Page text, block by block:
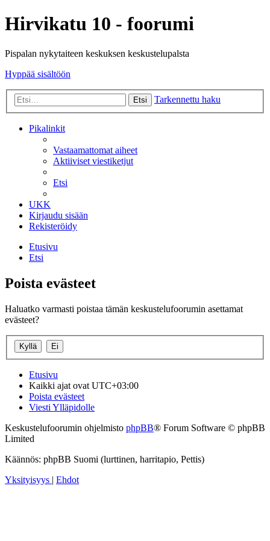
Hirvikatu 10 - foorumi
Pispalan nykytaiteen keskuksen keskustelupalsta
Hyppää sisältöön
Etsi Tarkennettu haku
Pikalinkit
Vastaamattomat aiheet
Aktiiviset viestiketjut
Etsi
UKK
Kirjaudu sisään
Rekisteröidy
Etusivu
Etsi
Poista evästeet
Haluatko varmasti poistaa tämän keskustelufoorumin asettamat
evästeet?
Etusivu
Kaikki ajat ovat UTC+03:00
Poista evästeet
Viesti Ylläpidolle
Keskustelufoorumin ohjelmisto phpBB® Forum Software © phpBB
Limited
Käännös: phpBB Suomi (lurttinen, harritapio, Pettis)
Yksityisyys | Ehdot